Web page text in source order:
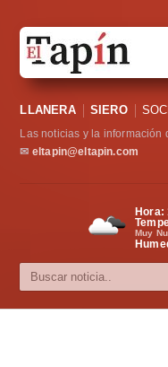
Sociedad
Política
Cultura
LLANERA SIERO
Las noticias y la información
✉ eltapin@eltapin.com
Hora:
Muy